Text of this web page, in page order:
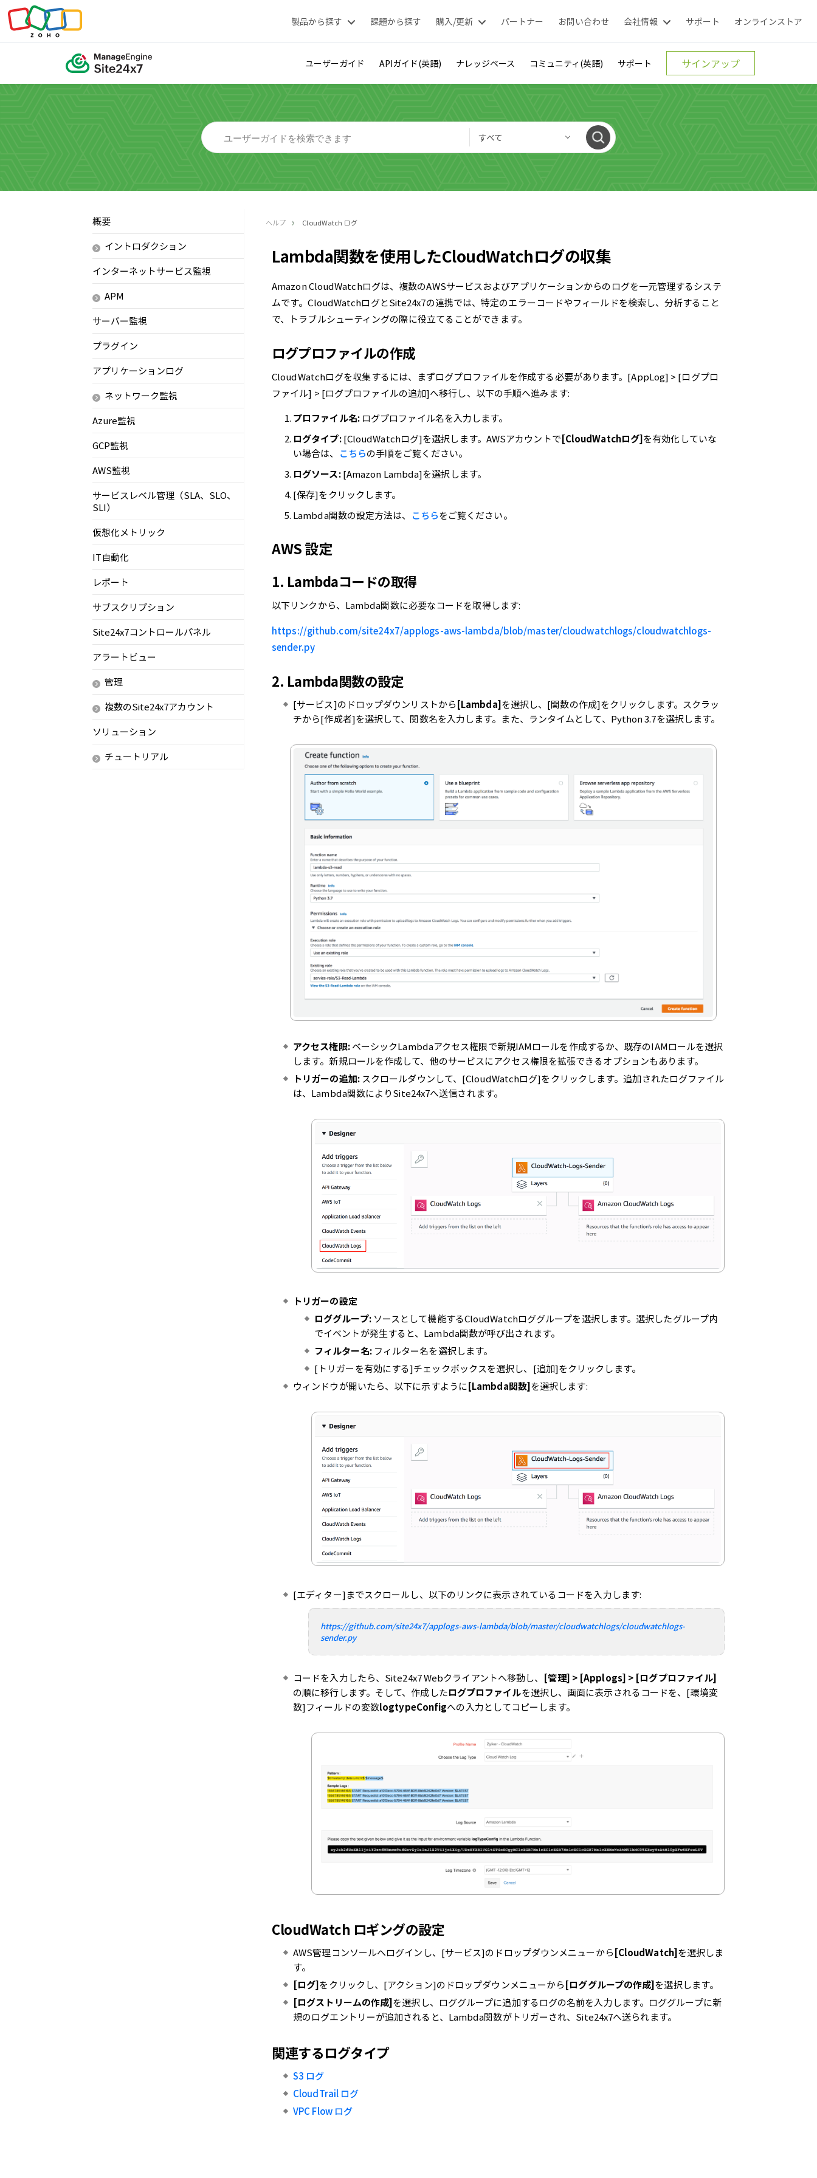
製品から探す 課題から探す 購入/更新 パートナー お問い合わせ 会社情報 サポート オンラインストア
ユーザーガイド APIガイド(英語) ナレッジベース コミュニティ(英語) サポート サインアップ
すべて
概要
イントロダクション
インターネットサービス監視
APM
サーバー監視
プラグイン
アプリケーションログ
ネットワーク監視
Azure監視
GCP監視
AWS監視
サービスレベル管理（SLA、SLO、
SLI）
仮想化メトリック
IT自動化
レポート
サブスクリプション
Site24x7コントロールパネル
アラートビュー
管理
複数のSite24x7アカウント
ソリューション
チュートリアル
ヘルプ CloudWatch ログ
Lambda関数を使用したCloudWatchログの収集
Amazon CloudWatchログは、複数のAWSサービスおよびアプリケーションからのログを一元管理するシステ
ムです。CloudWatchログとSite24x7の連携では、特定のエラーコードやフィールドを検索し、分析すること
で、トラブルシューティングの際に役立てることができます。
ログプロファイルの作成
CloudWatchログを収集するには、まずログプロファイルを作成する必要があります。[AppLog] > [ログプロ
ファイル] > [ログプロファイルの追加]へ移行し、以下の手順へ進みます:
プロファイル名:ログプロファイル名を入力します。
ログタイプ:[CloudWatchログ]を選択します。AWSアカウントで[CloudWatchログ]を有効化していな
い場合は、 こちらの手順をご覧ください。
ログソース:[Amazon Lambda]を選択します。
[保存]をクリックします。
Lambda関数の設定方法は、 こちらをご覧ください。
AWS 設定
1. Lambdaコードの取得
以下リンクから、Lambda関数に必要なコードを取得します:
https://github.com/site24x7/applogs-aws-lambda/blob/master/cloudwatchlogs/cloudwatchlogs-
sender.py
2. Lambda関数の設定
[サービス]のドロップダウンリストから[Lambda]を選択し、[関数の作成]をクリックします。スクラッ
チから[作成者]を選択して、関数名を入力します。また、ランタイムとして、Python 3.7を選択します。
アクセス権限:ベーシックLambdaアクセス権限で新規IAMロールを作成するか、既存のIAMロールを選択
します。新規ロールを作成して、他のサービスにアクセス権限を拡張できるオプションもあります。
トリガーの追加:スクロールダウンして、[CloudWatchログ]をクリックします。追加されたログファイル
は、Lambda関数によりSite24x7へ送信されます。
トリガーの設定
ロググループ:ソースとして機能するCloudWatchロググループを選択します。選択したグループ内
でイベントが発生すると、Lambda関数が呼び出されます。
フィルター名:フィルター名を選択します。
[トリガーを有効にする]チェックボックスを選択し、[追加]をクリックします。
ウィンドウが開いたら、以下に示すように[Lambda関数]を選択します:
[エディター]までスクロールし、以下のリンクに表示されているコードを入力します:
https://github.com/site24x7/applogs-aws-lambda/blob/master/cloudwatchlogs/cloudwatchlogs-
sender.py
コードを入力したら、Site24x7 Webクライアントへ移動し、 [管理] > [Applogs] > [ログプロファイル]
の順に移行します。そして、作成したログプロファイルを選択し、画面に表示されるコードを、[環境変
数]フィールドの変数logtypeConfigへの入力としてコピーします。
CloudWatch ロギングの設定
AWS管理コンソールへログインし、[サービス]のドロップダウンメニューから[CloudWatch]を選択しま
す。
[ログ]をクリックし、[アクション]のドロップダウンメニューから[ロググループの作成]を選択します。
[ログストリームの作成]を選択し、ロググループに追加するログの名前を入力します。ロググループに新
規のログエントリーが追加されると、Lambda関数がトリガーされ、Site24x7へ送られます。
関連するログタイプ
S3 ログ
CloudTrail ログ
VPC Flow ログ